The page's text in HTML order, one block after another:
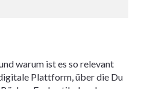
warum ist es so relevant
Plattform, über die Du